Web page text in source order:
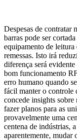
Despesas de contratar
barras pode ser
equipamento de leitura
remessas. Isto irá
diferença será
bom funcionamento
erro humano quando
fácil manter o controle
concede insights sobre
fazer planos para as
provavelmente uma
centena de indústrias,
aparentemente, mudar